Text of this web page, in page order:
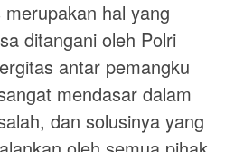
hal yang
ditangani oleh Polri
antar pemangku
mendasar dalam
dan solusinya yang